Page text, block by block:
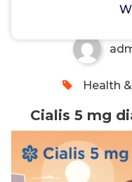
Health
Cialis 5 mg